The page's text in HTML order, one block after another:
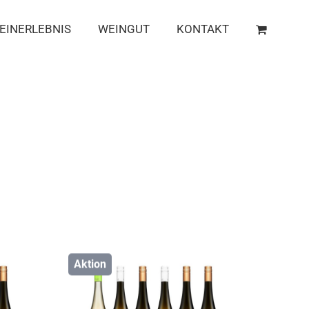
WEINGUT KONTAKT
Aktion